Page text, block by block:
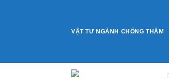
VẬT TƯ NGÀNH CHỐNG THẤM